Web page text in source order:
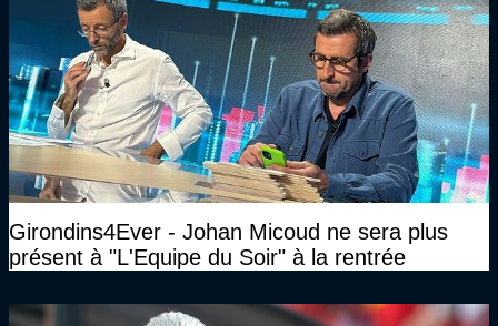
Girondins4Ever - Johan Micoud ne sera plus
présent à "L'Equipe du Soir" à la rentrée